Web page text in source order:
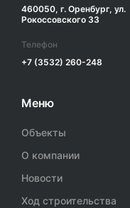
460050, г. Оренбург, ул.
Рокоссовского 33
Телефон
+7 (3532) 260-248
Меню
Объекты
О компании
Новости
Ход строительства